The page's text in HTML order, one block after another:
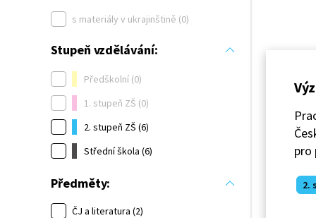
s materiály v ukrajinštině (0)
Stupeň vzdělávání:
Předškolní (0)
1. stupeň ZŠ (0)
2. stupeň ZŠ (6)
Střední škola (6)
Předměty:
ČJ a literatura (2)
pro
2.